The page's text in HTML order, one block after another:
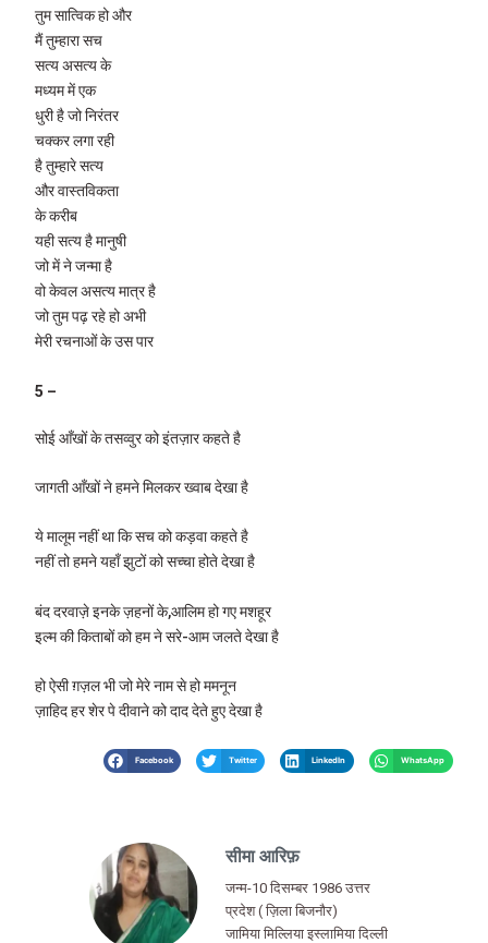
तुम सात्विक हो और
मैं तुम्हारा सच
सत्य असत्य के
मध्यम में एक
धुरी है जो निरंतर
चक्कर लगा रही
है तुम्हारे सत्य
और वास्तविकता
के करीब
यही सत्य है मानुषी
जो में ने जन्मा है
वो केवल असत्य मात्र है
जो तुम पढ़ रहे हो अभी
मेरी रचनाओं के उस पार
5 –
सोई आँखों के तसव्वुर को इंतज़ार कहते है
जागती आँखों ने हमने मिलकर ख्वाब देखा है
ये मालूम नहीं था कि सच को कड़वा कहते है
नहीं तो हमने यहाँ झुटों को सच्चा होते देखा है
बंद दरवाज़े इनके ज़हनों के,आलिम हो गए मशहूर
इल्म की किताबों को हम ने सरे-आम जलते देखा है
हो ऐसी ग़ज़ल भी जो मेरे नाम से हो ममनून
ज़ाहिद हर शेर पे दीवाने को दाद देते हुए देखा है
Facebook Twitter LinkedIn WhatsApp
सीमा आरिफ़
जन्म-10 दिसम्बर 1986 उत्तर
प्रदेश ( ज़िला बिजनौर)
जामिया मिल्लिया इस्लामिया दिल्ली